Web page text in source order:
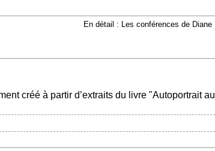
En détail : Les conférences de Diane
créé à partir d’extraits du livre "Autoportrait au